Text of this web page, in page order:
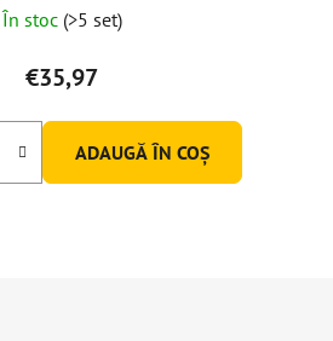
În stoc (>5 set)
€35,97
ADAUGĂ ÎN COŞ